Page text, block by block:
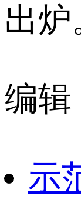
出炉
编辑
示